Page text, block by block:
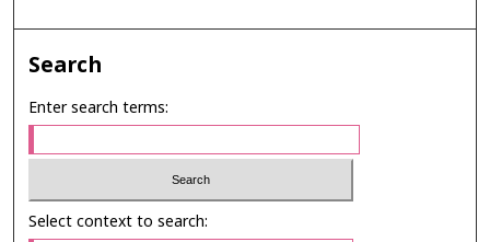
Search
Enter search terms:
Select context to search: